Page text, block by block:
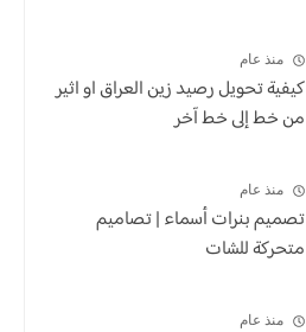
منذ عام
كيفية تحويل رصيد زين العراق او اثير
من خط إلى خط آخر
منذ عام
تصميم بنرات أسماء | تصاميم
متحركة للشات
منذ عام